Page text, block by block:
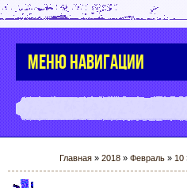
МЕНЮ НАВИГАЦИИ
Главная » 2018 » Февраль » 10